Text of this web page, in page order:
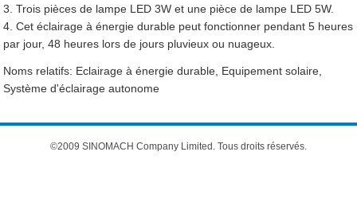
3. Trois pièces de lampe LED 3W et une pièce de lampe LED 5W.
4. Cet éclairage à énergie durable peut fonctionner pendant 5 heures
par jour, 48 heures lors de jours pluvieux ou nuageux.
Noms relatifs: Eclairage à énergie durable, Equipement solaire,
Système d'éclairage autonome
©2009 SINOMACH Company Limited. Tous droits réservés.